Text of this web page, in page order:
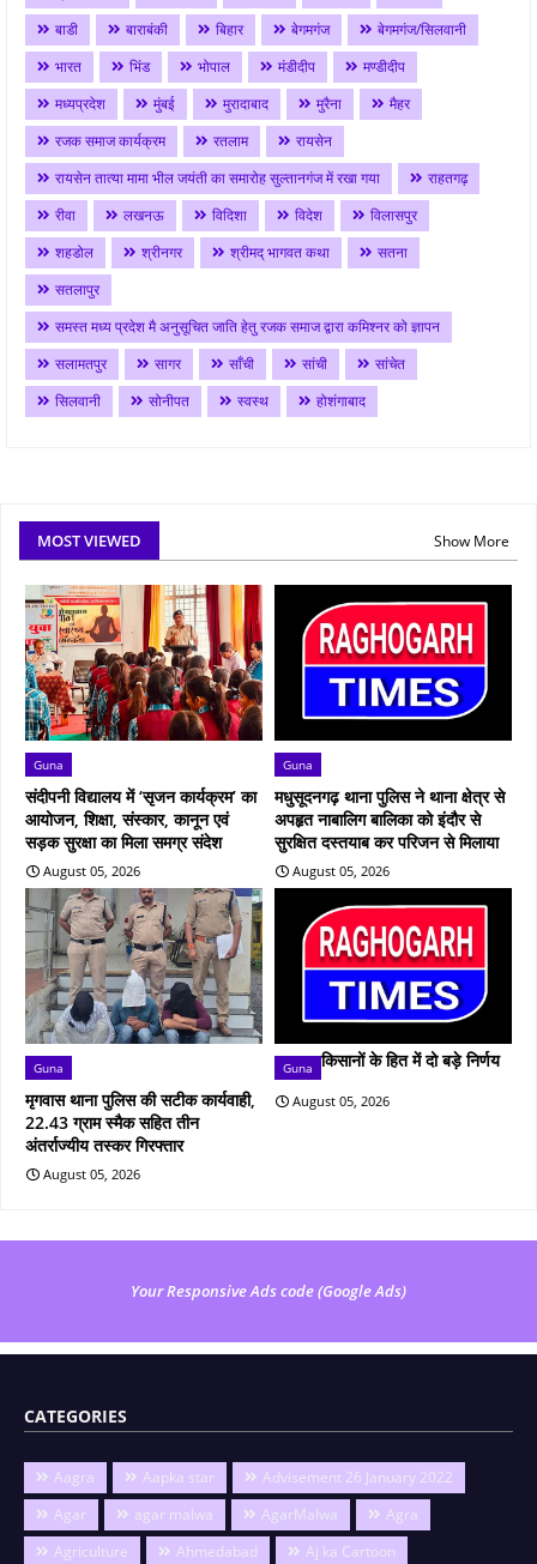
बाडी
बाराबंकी बिहार बेगमगंज
बेगमगंज/सिलवानी
भारत
भिंड भोपाल मंडीदीप
मण्डीदीप
मध्यप्रदेश
मुंबई मुरादाबाद मुरैना
मैहर
रजक समाज कार्यक्रम
रतलाम
रायसेन
रायसेन तात्या मामा भील जयंती का समारोह सुल्तानगंज में रखा गया
राहतगढ़
रीवा
लखनऊ विदिशा विदेश
विलासपुर
शहडोल
श्रीनगर श्रीमद् भागवत कथा
सतना
सतलापुर
समस्त मध्य प्रदेश मै अनुसूचित जाति हेतु रजक समाज द्वारा कमिश्नर को ज्ञापन
सलामतपुर
सागर साँची सांची
सांचेत
सिलवानी
सोनीपत स्वस्थ होशंगाबाद
MOST VIEWED Show More
Guna
संदीपनी विद्यालय में ‘सृजन कार्यक्रम’ का
आयोजन, शिक्षा, संस्कार, कानून एवं
सड़क सुरक्षा का मिला समग्र संदेश
August 05, 2026
Guna
मधुसूदनगढ़ थाना पुलिस ने थाना क्षेत्र से
अपहृत नाबालिग बालिका को इंदौर से
सुरक्षित दस्तयाब कर परिजन से मिलाया
August 05, 2026
Guna
मृगवास थाना पुलिस की सटीक कार्यवाही,
22.43 ग्राम स्मैक सहित तीन
अंतर्राज्यीय तस्कर गिरफ्तार
August 05, 2026
Guna किसानों के हित में दो बड़े निर्णय
August 05, 2026
Your Responsive Ads code (Google Ads)
CATEGORIES
Aagra Aapka star
Advisement 26 January 2022
Agar
agar malwa AgarMalwa
Agra
Agriculture
Ahmedabad Aj ka Cartoon